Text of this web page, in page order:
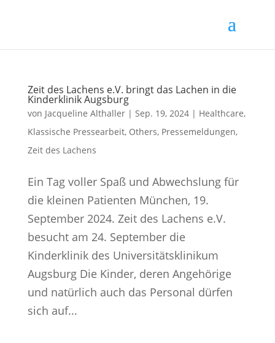
Zeit des Lachens e.V. bringt das Lachen in die
Kinderklinik Augsburg
von Jacqueline Althaller| Sep. 19, 2024| Healthcare,
Klassische Pressearbeit, Others, Pressemeldungen,
Zeit des Lachens
Ein Tag voller Spaß und Abwechslung für
die kleinen Patienten München, 19.
September 2024. Zeit des Lachens e.V.
besucht am 24. September die
Kinderklinik des Universitätsklinikum
Augsburg Die Kinder, deren Angehörige
und natürlich auch das Personal dürfen
sich auf...